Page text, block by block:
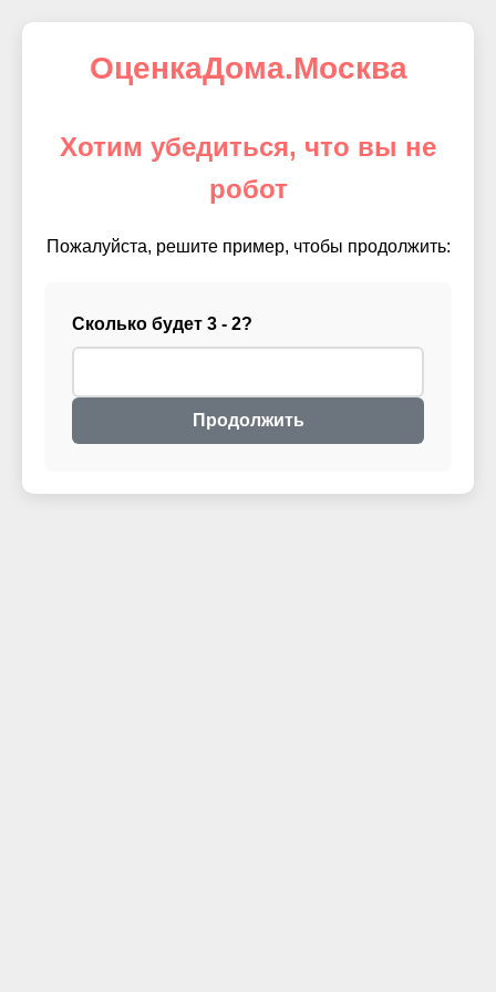
ОценкаДома.Москва
Хотим убедиться, что вы не
робот
Пожалуйста, решите пример, чтобы продолжить:
Сколько будет 3 - 2?
Продолжить